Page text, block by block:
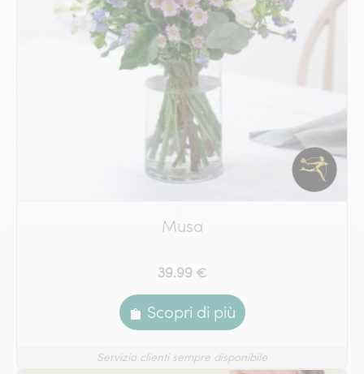
Musa
39.99 €
Scopri di più
Servizio clienti sempre disponibile